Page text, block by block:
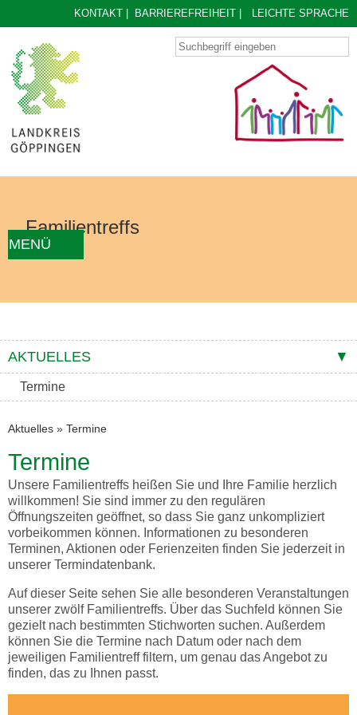
KONTAKT BARRIEREFREIHEIT LEICHTE SPRACHE
MENÜ
KONZEPT KONTAKTE
Familientreffs
AKTUELLES
Termine
Aktuelles » Termine
Termine
Unsere Familientreffs heißen Sie und Ihre Familie herzlich
willkommen! Sie sind immer zu den regulären
Öffnungszeiten geöffnet, so dass Sie ganz unkompliziert
vorbeikommen können. Informationen zu besonderen
Terminen, Aktionen oder Ferienzeiten finden Sie jederzeit in
unserer Termindatenbank.
Auf dieser Seite sehen Sie alle besonderen Veranstaltungen
unserer zwölf Familientreffs. Über das Suchfeld können Sie
gezielt nach bestimmten Stichworten suchen. Außerdem
können Sie die Termine nach Datum oder nach dem
jeweiligen Familientreff filtern, um genau das Angebot zu
finden, das zu Ihnen passt.